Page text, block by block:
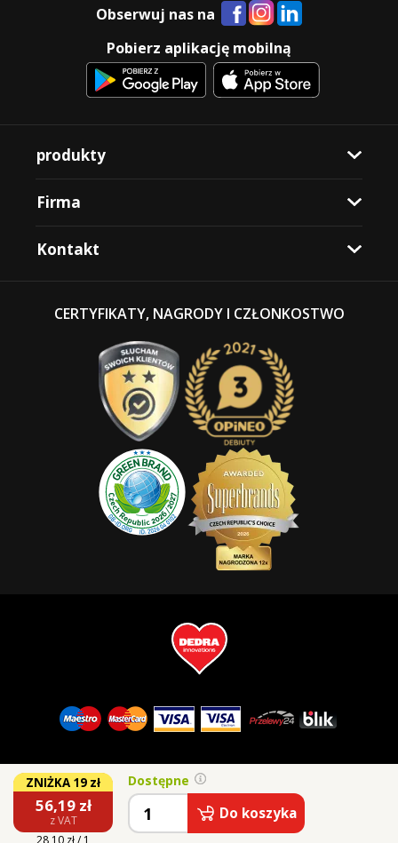
ZNIŻKA 19 zł
56,19 zł
z VAT
28,10 zł / 1
Dostępne
Do koszyka
Obserwuj nas na
Pobierz aplikację mobilną
produkty
Firma
Kontakt
CERTYFIKATY, NAGRODY I CZŁONKOSTWO
© 2026 Vaše Dedra, s.r.o.